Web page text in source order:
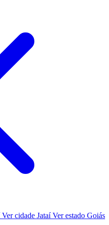
Ver cidade JataíVer estado Goiás